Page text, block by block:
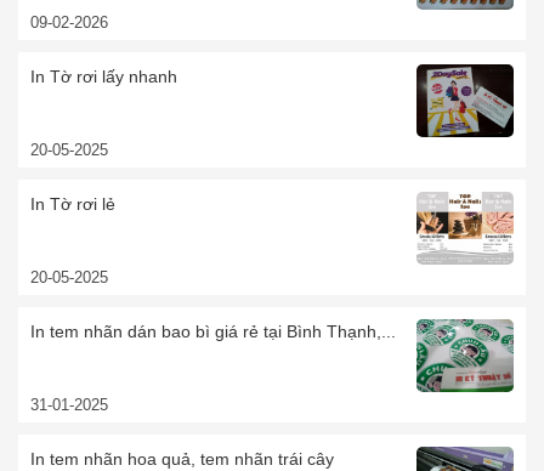
09-02-2026
In Tờ rơi lấy nhanh
20-05-2025
In Tờ rơi lẻ
20-05-2025
In tem nhãn dán bao bì giá rẻ tại Bình Thạnh,...
31-01-2025
In tem nhãn hoa quả, tem nhãn trái cây